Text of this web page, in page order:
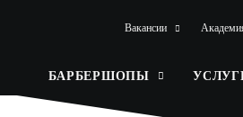
Вакансии
БАРБЕРШОПЫ